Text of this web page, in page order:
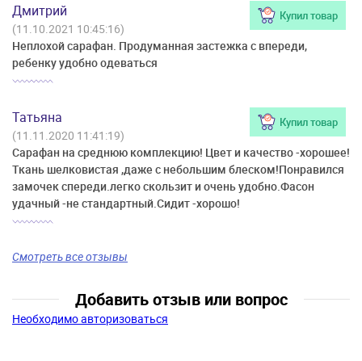
Дмитрий Купил товар
(11.10.2021 10:45:16)
Неплохой сарафан. Продуманная застежка с впереди,
ребенку удобно одеваться
Татьяна Купил товар
(11.11.2020 11:41:19)
Сарафан на среднюю комплекцию! Цвет и качество -хорошее!
Ткань шелковистая ,даже с небольшим блеском!Понравился
замочек спереди.легко скользит и очень удобно.Фасон
удачный -не стандартный.Сидит -хорошо!
Смотреть все отзывы
Добавить отзыв или вопрос
Необходимо авторизоваться